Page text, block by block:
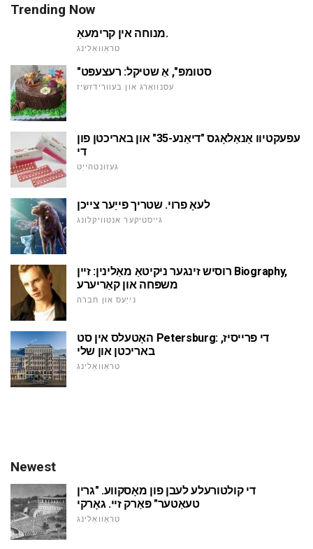
Trending Now
מנוחה אין קרימעאַ.
טראַוואַלינג
"סטומפּ", אַ שטיקל: רעצעפּט
עסנוואַרג און בעוורידזשיז
עפעקטיוו אַנאַלאָגס "דיאַנע-35" און באריכטן פון
די
געזונטהייַט
לעאָ פרוי. שטריך פייַער צייכן
גייסטיקער אנטוויקלונג
רוסיש זינגער ניקיטאַ מאַלינין: זיין Biography,
משפּחה און קאַריערע
נייַעס און חברה
האָטעלס אין סט Petersburg: די פּרייסיז,
באריכטן און שלי
טראַוואַלינג
Newest
די קולטורעלע לעבן פון מאָסקווע. "גרין
טעאַטער" פּאַרק זיי. גאָרקי
טראַוואַלינג